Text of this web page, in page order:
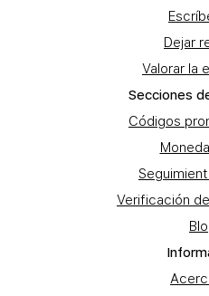
Dejar
Valorar la
Secciones
Códigos
Verificación